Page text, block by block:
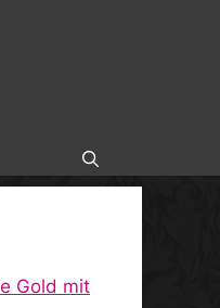
Gold mit